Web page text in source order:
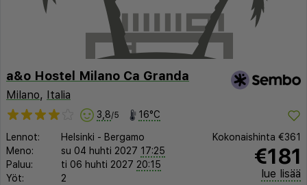
a&o Hostel Milano Ca Granda
Milano, Italia
3,8/5 16°C
Lennot: Helsinki - Bergamo
Meno:
su 04 huhti 2027 17:25
Paluu:
ti 06 huhti 2027 20:15
Yöt:
2
Kokonaishinta €361
€181
lue lisää